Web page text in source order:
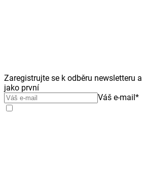
Zaregistrujte se k odběru newsletteru
jako první
Váš e-mail*